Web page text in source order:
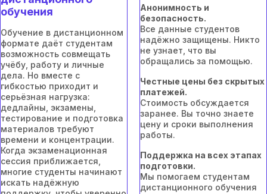
обучения
Обучение в дистанционном
формате даёт студентам
возможность совмещать
учёбу, работу и личные
дела. Но вместе с
гибкостью приходит и
серьёзная нагрузка:
дедлайны, экзамены,
тестирование и подготовка
материалов требуют
времени и концентрации.
Когда экзаменационная
сессия приближается,
многие студенты начинают
искать надёжную
Анонимность и
безопасность.
Все данные студентов
надёжно защищены. Никто
не узнает, что вы
обращались за помощью.
Честные цены без скрытых
платежей.
Стоимость обсуждается
заранее. Вы точно знаете
цену и сроки выполнения
работы.
Поддержка на всех этапах
подготовки.
Мы помогаем студентам
дистанционного обучения